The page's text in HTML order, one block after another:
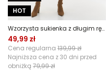
HOT
Wzorzysta sukienka z długim rękawem i wiązaniem w talii
49,99 zł
Cena regularna 139,99 zł
Najniższa cena z 30 dni przed
obniżką 79,99 zł